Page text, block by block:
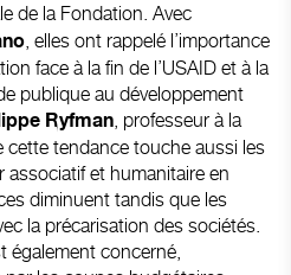
de la Fondation. Avec
, elles ont rappelé l’importance
face à la fin de l’USAID et à la
publique au développement
Ryfman, professeur à la
cette tendance touche aussi les
et humanitaire en
diminuent tandis que les
la précarisation des sociétés.
également concerné,